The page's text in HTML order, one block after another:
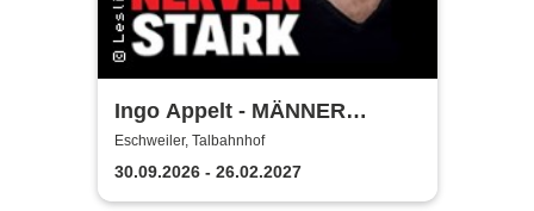
Ingo Appelt - MÄNNER
NERVEN STARK
Eschweiler, Talbahnhof
30.09.2026 - 26.02.2027